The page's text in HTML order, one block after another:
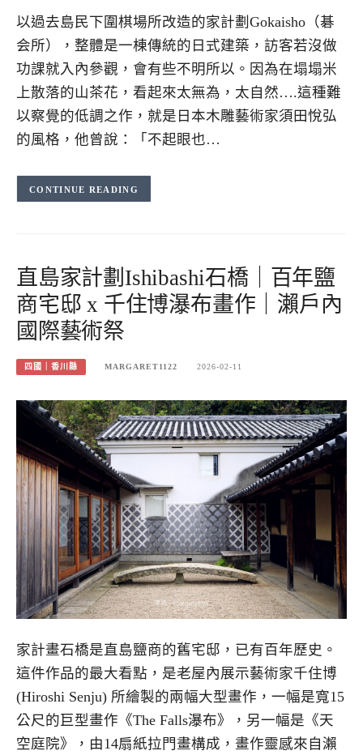
以過去島民下圍棋場所改造的家計劃Gokaisho（碁
会所），整體是一棟傳統的日式建築，訪客若沒做
功課就入內參觀，會有些不明所以。因為在塌塌米
上散落的山茶花，看起來太無為，太自然….這種難
以察覺的低調之作，就是日本木雕藝術家須田悅弘
的風格，他曾說：「不起眼也…
CONTINUE READING
直島家計劃Ishibashi石橋｜百年鹽
商宅邸 x 千住博瀑布畫作｜瀨戶內
國際藝術祭
四國｜香川縣 MARGARET1122 2026-02-11
家計畫石橋是直島鹽商的舊宅邸，已有百年歷史。
這件作品的最大看點，是老屋內展示藝術家千住博
(Hiroshi Senju) 所繪製的兩幅大型畫作，一幅是寬15
公尺的巨型畫作《The Falls瀑布》，另一幅是《天
空庭院》，由14扇紙拉門畫構成，畫作靈感來自瀨